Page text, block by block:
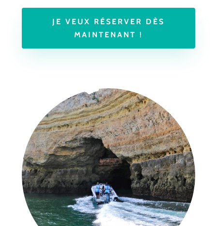
JE VEUX RÉSERVER DÈS
MAINTENANT !